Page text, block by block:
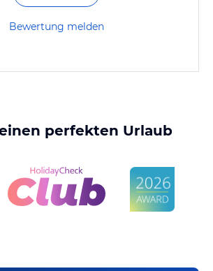
Bewertung melden
perfekten Urlaub